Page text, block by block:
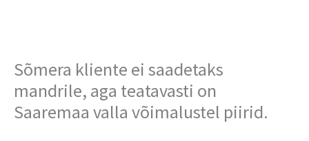
Sõmera kliente ei saadetaks
mandrile, aga teatavasti on
Saaremaa valla võimalustel piirid.